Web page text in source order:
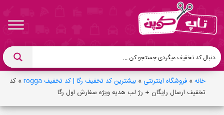
خانه» فروشگاه اینترنتی » بیشترین کد تخفیف رگا | کد تخفیف rogga » کد
تخفیف ارسال رایگان + رژ لب هدیه ویژه سفارش اول رگا